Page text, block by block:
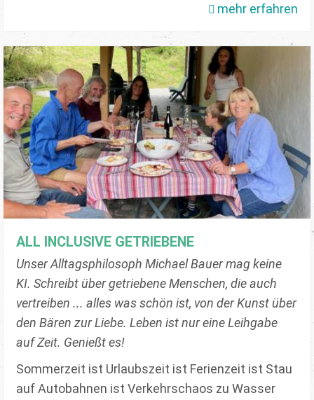
mehr erfahren
ALL INCLUSIVE GETRIEBENE
Unser Alltagsphilosoph Michael Bauer mag keine
KI. Schreibt über getriebene Menschen, die auch
vertreiben ... alles was schön ist, von der Kunst über
den Bären zur Liebe. Leben ist nur eine Leihgabe
auf Zeit. Genießt es!
Sommerzeit ist Urlaubszeit ist Ferienzeit ist Stau
auf Autobahnen ist Verkehrschaos zu Wasser